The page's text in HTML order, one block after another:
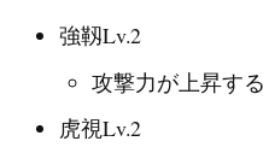
強靱Lv.2
攻撃力が上昇する
虎視Lv.2